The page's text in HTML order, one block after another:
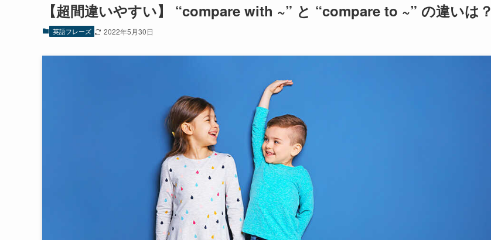
【超間違いやすい】 “compare with ~” と “compare to ~” の違いは？
英語フレーズ 2022年5月30日